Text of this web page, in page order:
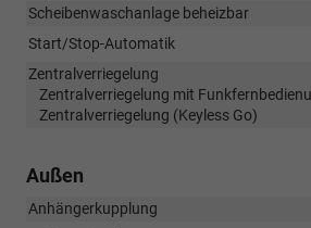
Scheibenwaschanlage beheizbar
Start/Stop-Automatik
Zentralverriegelung
Zentralverriegelung mit
Zentralverriegelung (Keyless Go)
Außen
Anhängerkupplung